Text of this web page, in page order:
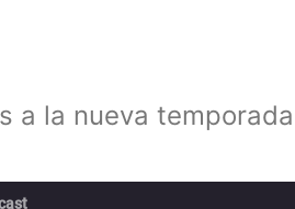
a la nueva